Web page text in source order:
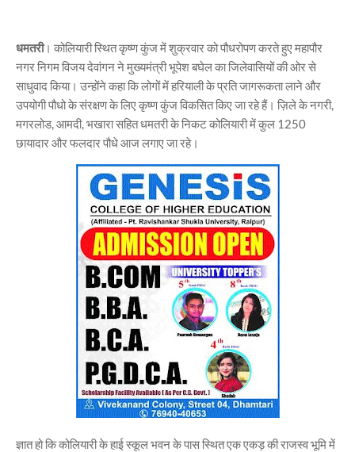
धमतरी। कोलियारी स्थित कृष्ण कुंज में शुक्रवार को पौधरोपण करते हुए महापौर
नगर निगम विजय देवांगन ने मुख्यमंत्री भूपेश बघेल का जिलेवासियों की ओर से
साधुवाद किया। उन्होंने कहा कि लोगों में हरियाली के प्रति जागरूकता लाने और
उपयोगी पौधो के संरक्षण के लिए कृष्ण कुंज विकसित किए जा रहे हैं। ज़िले के नगरी,
मगरलोड, आमदी, भखारा सहित धमतरी के निकट कोलियारी में कुल 1250
छायादार और फलदार पौधे आज लगाए जा रहे।
ज्ञात हो कि कोलियारी के हाई स्कूल भवन के पास स्थित एक एकड़ की राजस्व भूमि में